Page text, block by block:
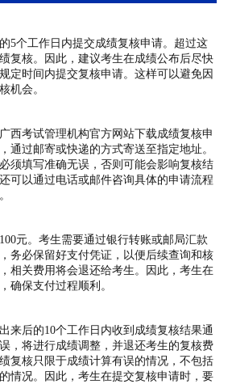
5个工作日内提交成绩复核申请。超过这
复核。因此，建议考生在成绩公布后尽快
定时间内提交复核申请。这样可以避免因
机会。
西考试管理机构官方网站下载成绩复核申
通过邮寄或快递的方式寄送至指定地址。
须填写准确无误，否则可能会影响复核结
可以通过电话或邮件咨询具体的申请流程
元。考生需要通过银行转账或邮局汇款
务必保留好支付凭证，以便后续查询和核
相关费用将会退还给考生。因此，考生在
确保支付过程顺利。
来后的10个工作日内收到成绩复核结果通
，将进行成绩调整，并退还考生的复核费
复核只限于成绩计算有误的情况，不包括
情况。因此，考生在提交复核申请时，要